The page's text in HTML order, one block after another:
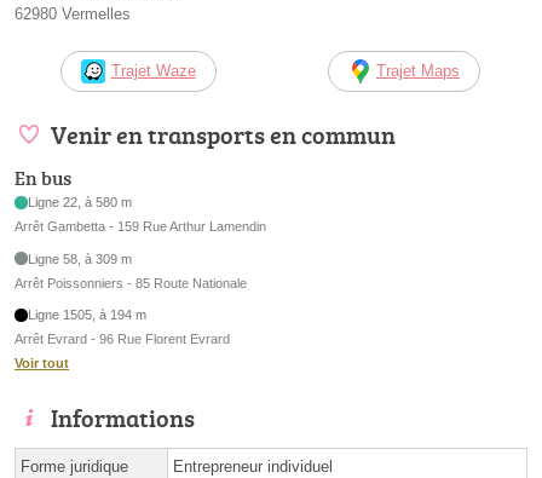
62980 Vermelles
Trajet Waze Trajet Maps
Venir en transports en commun
En bus
Ligne 22, à 580 m
Arrêt Gambetta - 159 Rue Arthur Lamendin
Ligne 58, à 309 m
Arrêt Poissonniers - 85 Route Nationale
Ligne 1505, à 194 m
Arrêt Evrard - 96 Rue Florent Evrard
Voir tout
Informations
Forme juridique Entrepreneur individuel